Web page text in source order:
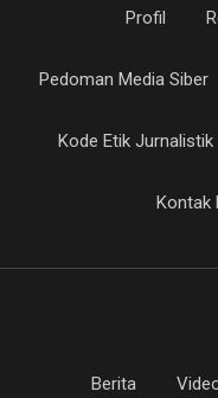
Profil
Pedoman Media Siber
Kode Etik Jurnalistik
Kontak
Berita